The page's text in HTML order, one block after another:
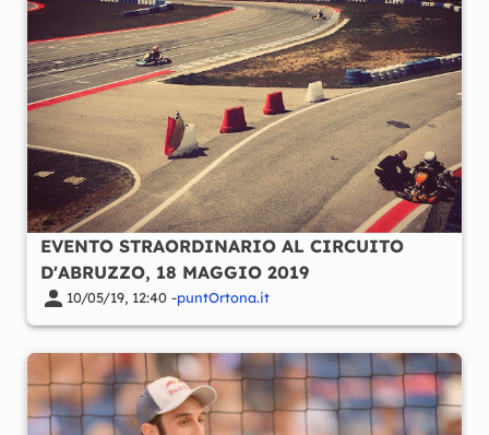
EVENTO STRAORDINARIO AL CIRCUITO
D'ABRUZZO, 18 MAGGIO 2019
10/05/19, 12:40 -puntOrtona.it